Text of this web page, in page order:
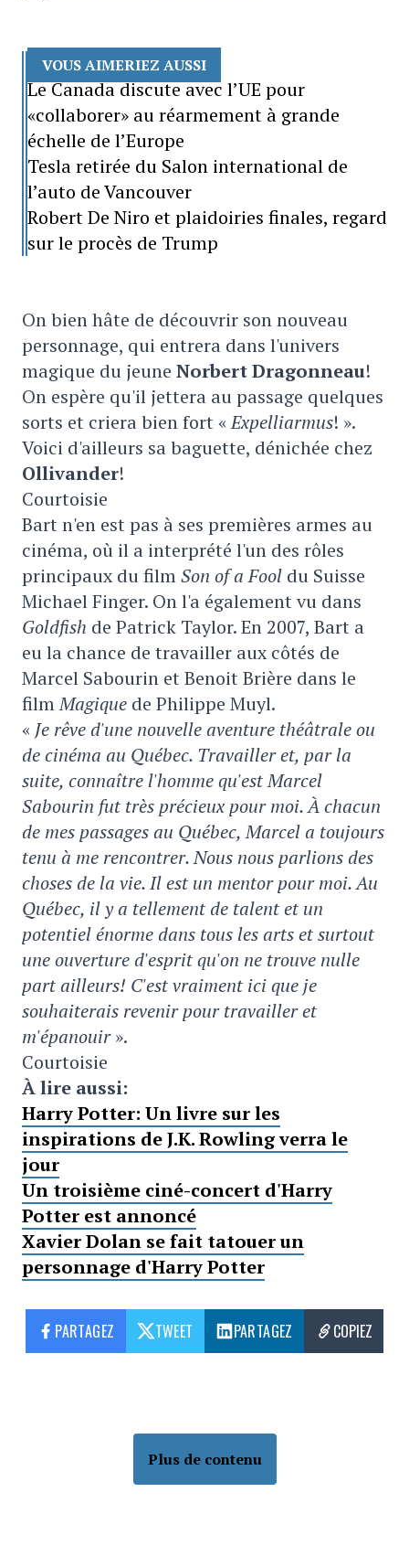
VOUS AIMERIEZ AUSSI
Le Canada discute avec l’UE pour
«collaborer» au réarmement à grande
échelle de l’Europe
Tesla retirée du Salon international de
l’auto de Vancouver
Robert De Niro et plaidoiries finales, regard
sur le procès de Trump
On bien hâte de découvrir son nouveau
personnage, qui entrera dans l'univers
magique du jeune Norbert Dragonneau!
On espère qu'il jettera au passage quelques
sorts et criera bien fort «Expelliarmus! ».
Voici d'ailleurs sa baguette, dénichée chez
Ollivander!
Courtoisie
Bart n'en est pas à ses premières armes au
cinéma, où il a interprété l'un des rôles
principaux du filmSon of a Fool du Suisse
Michael Finger. On l'a également vu dans
Goldfish de Patrick Taylor. En 2007, Bart a
eu la chance de travailler aux côtés de
Marcel Sabourin et Benoit Brière dans le
filmMagique de Philippe Muyl.
« Je rêve d'une nouvelle aventure théâtrale ou
de cinéma au Québec. Travailler et, par la
suite, connaître l'homme qu'est Marcel
Sabourin fut très précieux pour moi. À chacun
de mes passages au Québec, Marcel a toujours
tenu à me rencontrer. Nous nous parlions des
choses de la vie. Il est un mentor pour moi. Au
Québec, il y a tellement de talent et un
potentiel énorme dans tous les arts et surtout
une ouverture d'espritqu'on ne trouve nulle
part ailleurs! C'est vraiment ici que je
souhaiterais revenir pour travailler et
m'épanouir».
Courtoisie
À lire aussi:
Harry Potter: Un livre sur les
inspirations de J.K. Rowling verra le
jour
Un troisième ciné-concert d'Harry
Potter est annoncé
Xavier Dolan se fait tatouer un
personnage d'Harry Potter
PARTAGEZ TWEET PARTAGEZ COPIEZ
Plus de contenu